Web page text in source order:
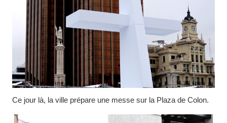
Ce jour là, la ville prépare une messe sur la Plaza de Colon.